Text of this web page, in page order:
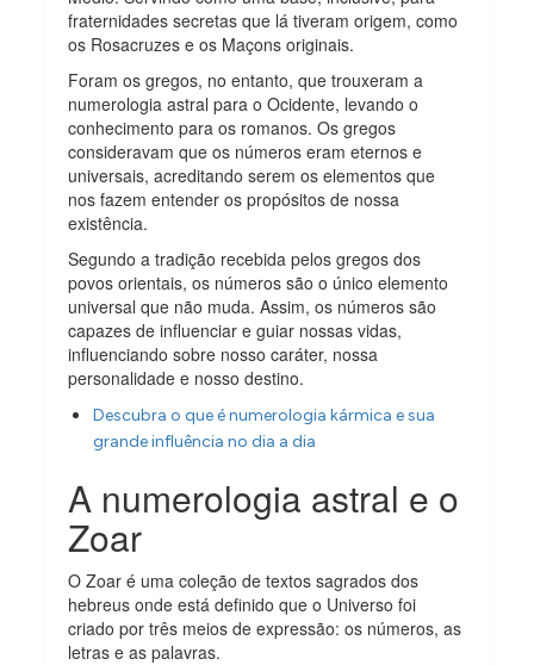
fraternidades secretas que lá tiveram origem, como
os Rosacruzes e os Maçons originais.
Foram os gregos, no entanto, que trouxeram a
numerologia astral para o Ocidente, levando o
conhecimento para os romanos. Os gregos
consideravam que os números eram eternos e
universais, acreditando serem os elementos que
nos fazem entender os propósitos de nossa
existência.
Segundo a tradição recebida pelos gregos dos
povos orientais, os números são o único elemento
universal que não muda. Assim, os números são
capazes de influenciar e guiar nossas vidas,
influenciando sobre nosso caráter, nossa
personalidade e nosso destino.
Descubra o que é numerologia kármica e sua
grande influência no dia a dia
A numerologia astral e o
Zoar
O Zoar é uma coleção de textos sagrados dos
hebreus onde está definido que o Universo foi
criado por três meios de expressão: os números, as
letras e as palavras.